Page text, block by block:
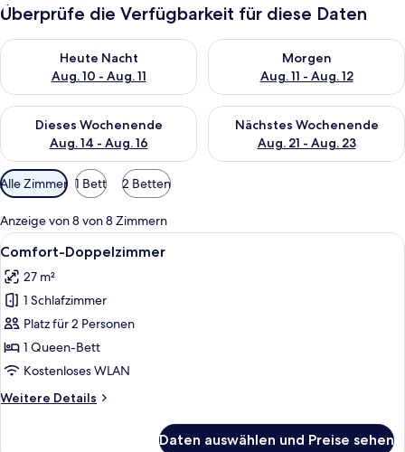
Überprüfe die Verfügbarkeit für diese Daten
Heute Nacht
Aug. 10 - Aug. 11
Überprüfe die Verfügbarkeit für heute Nacht, Aug. 10 - Aug.
Morgen
Aug. 11 - Aug. 12
Überprüfe die Verfügbarkeit
Dieses Wochenende
Aug. 14 - Aug. 16
Überprüfe die Verfügbarkeit für dieses Wochenende, Aug. 14
Nächstes Wochenende
Aug. 21 - Aug. 23
Überprüfe die Verfügbarkeit
Verfügbare
Filter
für
Zimmer
Alle Zimmer 1 Bett 2 Betten
Anzeige von 8 von 8 Zimmern
Alle
Fotos
für
Comfort-
Doppelzimmer
anzeigen
Ein Hotelzimmer mit einem großen
8
Comfort-Doppelzimmer
27 m²
1 Schlafzimmer
Platz für 2 Personen
1 Queen-Bett
Kostenloses WLAN
Weitere Details
Weitere
Daten auswählen und Preise sehen